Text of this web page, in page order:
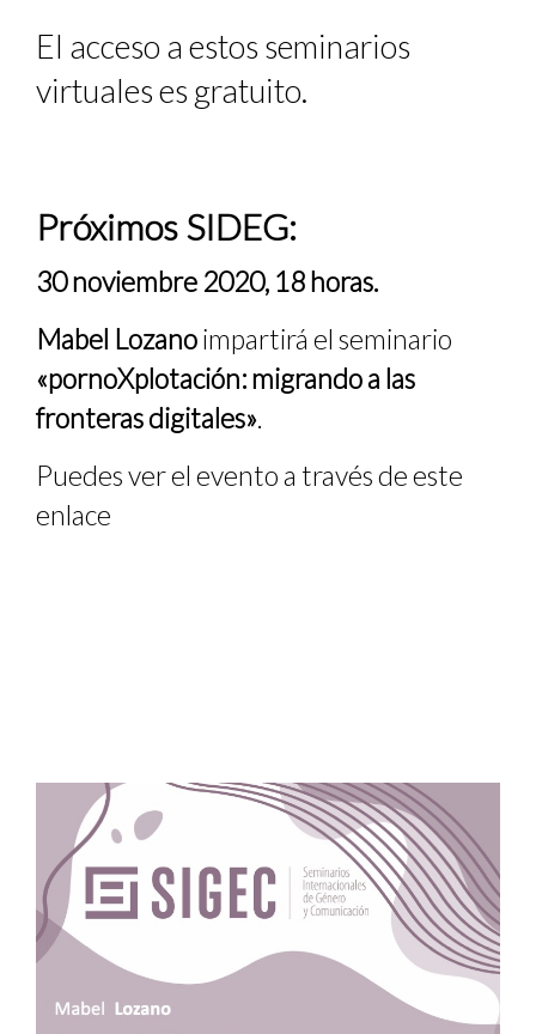
El acceso a estos seminarios
virtuales es gratuito.
Próximos SIDEG:
30 noviembre 2020, 18 horas.
Mabel Lozanoimpartirá el seminario
«pornoXplotación: migrando a las
fronteras digitales».
Puedes ver el evento a través deeste
enlace